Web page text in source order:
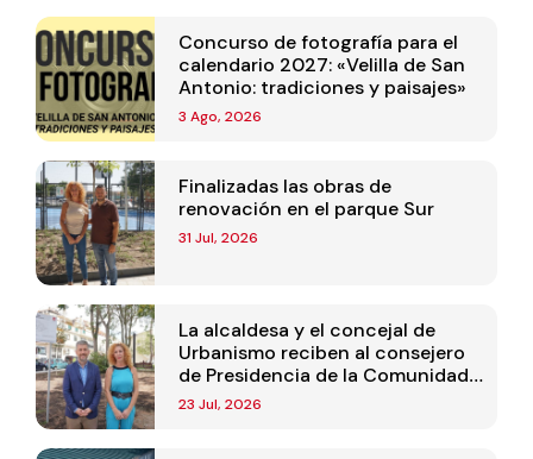
Concurso de fotografía para el
calendario 2027: «Velilla de San
Antonio: tradiciones y paisajes»
3 Ago, 2026
Finalizadas las obras de
renovación en el parque Sur
31 Jul, 2026
La alcaldesa y el concejal de
Urbanismo reciben al consejero
de Presidencia de la Comunidad
de Madrid
23 Jul, 2026